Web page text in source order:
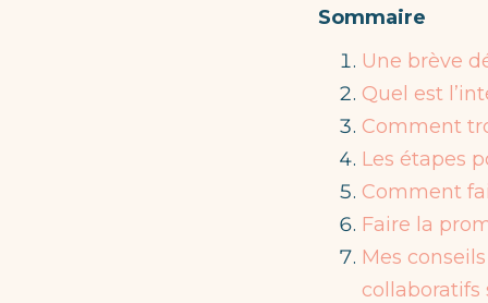
Sommaire
Une brève
Quel est
Comment
Les étapes
Comment
Faire la
Mes
collaboratifs